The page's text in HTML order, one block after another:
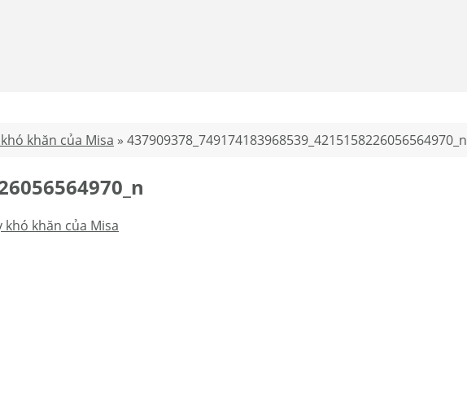
khăn của Misa » 437909378_749174183968539_4215158226056564970_n
khó khăn của Misa